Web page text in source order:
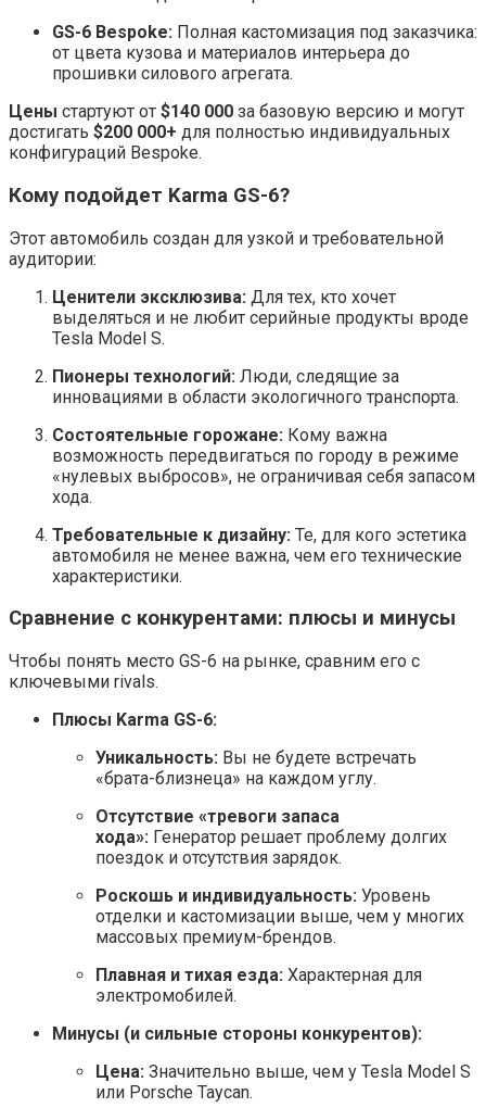
GS-6 Bespoke: Полная кастомизация под заказчика:
от цвета кузова и материалов интерьера до
прошивки силового агрегата.
Цены стартуют от $140 000 за базовую версию и могут
достигать $200 000+ для полностью индивидуальных
конфигураций Bespoke.
Кому подойдет Karma GS-6?
Этот автомобиль создан для узкой и требовательной
аудитории:
Ценители эксклюзива: Для тех, кто хочет
выделяться и не любит серийные продукты вроде
Tesla Model S.
Пионеры технологий: Люди, следящие за
инновациями в области экологичного транспорта.
Состоятельные горожане: Кому важна
возможность передвигаться по городу в режиме
«нулевых выбросов», не ограничивая себя запасом
хода.
Требовательные к дизайну: Те, для кого эстетика
автомобиля не менее важна, чем его технические
характеристики.
Сравнение с конкурентами: плюсы и минусы
Чтобы понять место GS-6 на рынке, сравним его с
ключевыми rivals.
Плюсы Karma GS-6:
Уникальность: Вы не будете встречать
«брата-близнеца» на каждом углу.
Отсутствие «тревоги запаса
хода»: Генератор решает проблему долгих
поездок и отсутствия зарядок.
Роскошь и индивидуальность: Уровень
отделки и кастомизации выше, чем у многих
массовых премиум-брендов.
Плавная и тихая езда: Характерная для
электромобилей.
Минусы (и сильные стороны конкурентов):
Цена: Значительно выше, чем у Tesla Model S
или Porsche Taycan.